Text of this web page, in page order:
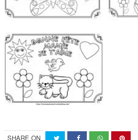
SHARE ON